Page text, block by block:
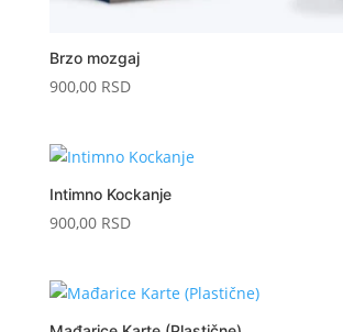
Brzo mozgaj
900,00 RSD
Intimno Kockanje
900,00 RSD